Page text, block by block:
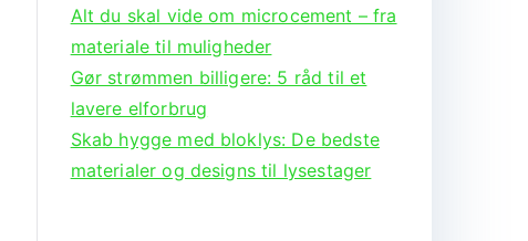
Alt du skal vide om microcement – fra
materiale til muligheder
Gør strømmen billigere: 5 råd til et
lavere elforbrug
Skab hygge med bloklys: De bedste
materialer og designs til lysestager